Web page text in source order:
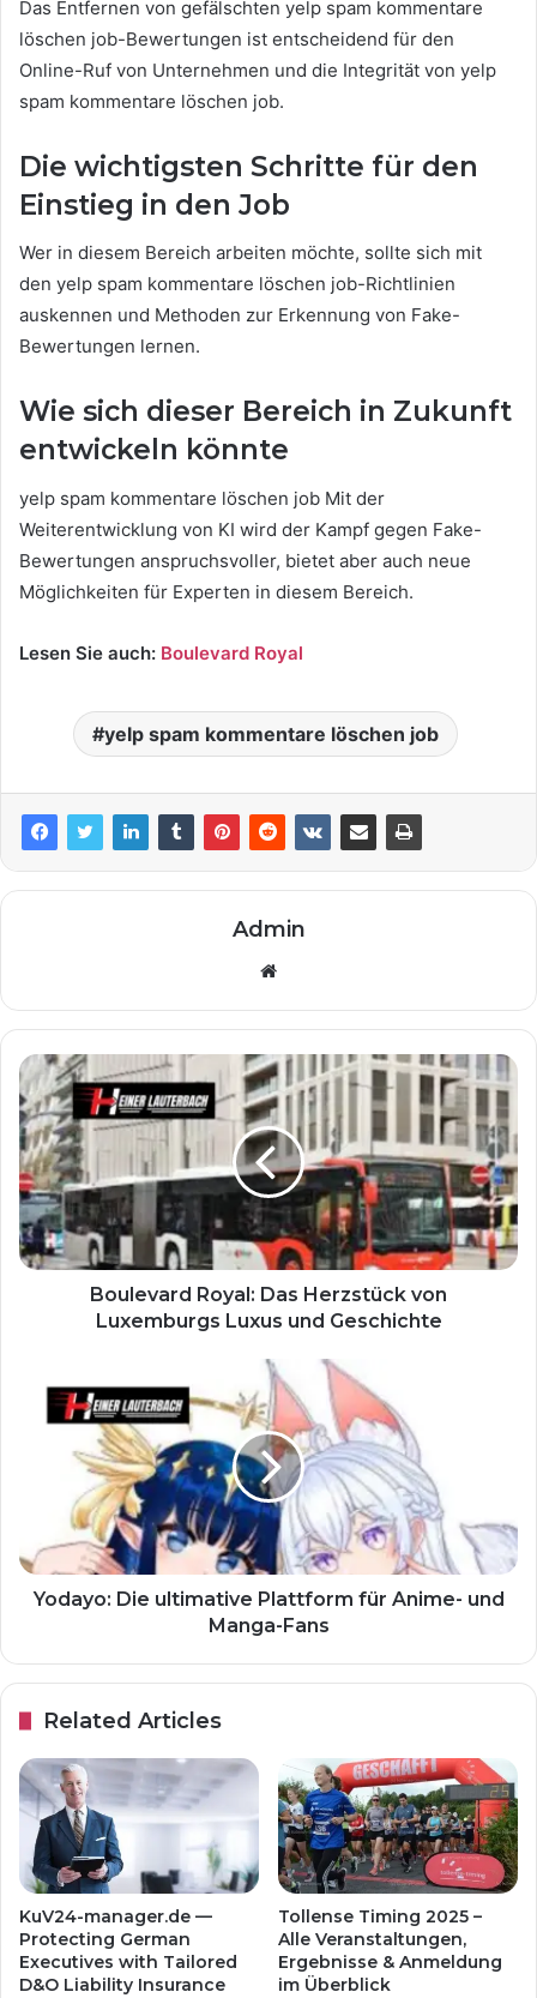
Das Entfernen von gefälschten yelp spam kommentare
löschen job-Bewertungen ist entscheidend für den
Online-Ruf von Unternehmen und die Integrität von yelp
spam kommentare löschen job.
Die wichtigsten Schritte für den
Einstieg in den Job
Wer in diesem Bereich arbeiten möchte, sollte sich mit
den yelp spam kommentare löschen job-Richtlinien
auskennen und Methoden zur Erkennung von Fake-
Bewertungen lernen.
Wie sich dieser Bereich in Zukunft
entwickeln könnte
yelp spam kommentare löschen job Mit der
Weiterentwicklung von KI wird der Kampf gegen Fake-
Bewertungen anspruchsvoller, bietet aber auch neue
Möglichkeiten für Experten in diesem Bereich.
Lesen Sie auch: Boulevard Royal
yelp spam kommentare löschen job
Admin
Website
Boulevard Royal: Das Herzstück von
Luxemburgs Luxus und Geschichte
Yodayo: Die ultimative Plattform für Anime- und
Manga-Fans
Related Articles
KuV24-manager.de —
Protecting German
Executives with Tailored
D&O Liability Insurance
Tollense Timing 2025 –
Alle Veranstaltungen,
Ergebnisse & Anmeldung
im Überblick